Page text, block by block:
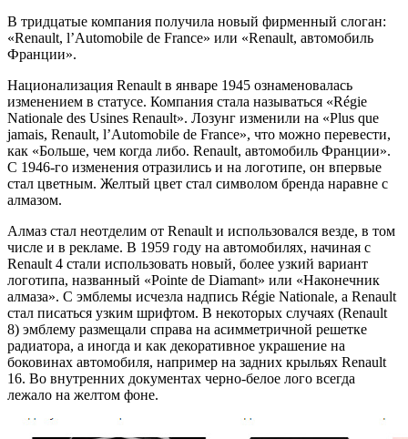
В тридцатые компания получила новый фирменный слоган:
«Renault, l’Automobile de France» или «Renault, автомобиль
Франции».
Национализация Renault в январе 1945 ознаменовалась
изменением в статусе. Компания стала называться «Régie
Nationale des Usines Renault». Лозунг изменили на «Plus que
jamais, Renault, l’Automobile de France», что можно перевести,
как «Больше, чем когда либо. Renault, автомобиль Франции».
С 1946-го изменения отразились и на логотипе, он впервые
стал цветным. Желтый цвет стал символом бренда наравне с
алмазом.
Алмаз стал неотделим от Renault и использовался везде, в том
числе и в рекламе. В 1959 году на автомобилях, начиная с
Renault 4 стали использовать новый, более узкий вариант
логотипа, названный «Pointe de Diamant» или «Наконечник
алмаза». С эмблемы исчезла надпись Régie Nationale, а Renault
стал писаться узким шрифтом. В некоторых случаях (Renault
8) эмблему размещали справа на асимметричной решетке
радиатора, а иногда и как декоративное украшение на
боковинах автомобиля, например на задних крыльях Renault
16. Во внутренних документах черно-белое лого всегда
лежало на желтом фоне.